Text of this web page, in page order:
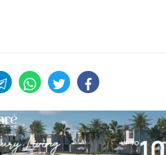
facebook
twitter
whats